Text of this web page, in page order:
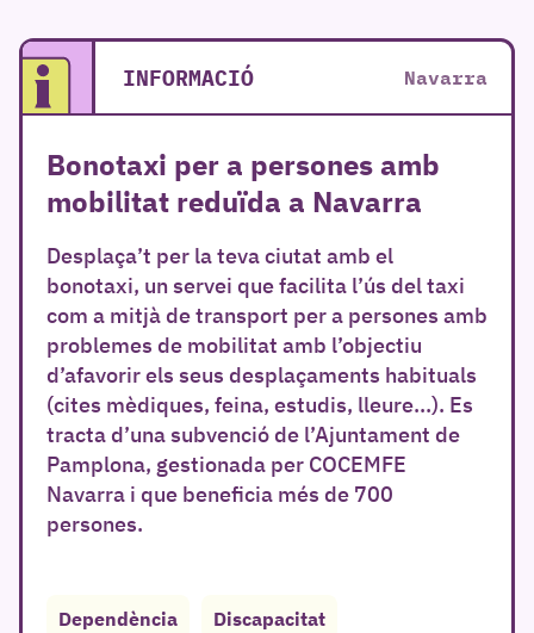
INFORMACIÓ Navarra
Bonotaxi per a persones amb
mobilitat reduïda a Navarra
Desplaça’t per la teva ciutat amb el
bonotaxi, un servei que facilita l’ús del taxi
com a mitjà de transport per a persones amb
problemes de mobilitat amb l’objectiu
d’afavorir els seus desplaçaments habituals
(cites mèdiques, feina, estudis, lleure…). Es
tracta d’una subvenció de l’Ajuntament de
Pamplona, ​​gestionada per COCEMFE
Navarra i que beneficia més de 700
persones.
Dependència Discapacitat